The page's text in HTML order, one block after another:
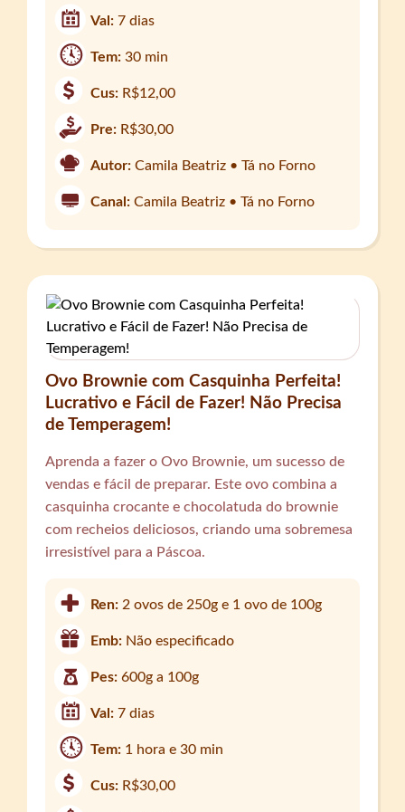
Val:7 dias
Tem:30 min
Cus: R$12,00
Pre: R$30,00
Autor: Camila Beatriz • Tá no Forno
Canal: Camila Beatriz • Tá no Forno
Ovo Brownie com Casquinha Perfeita!
Lucrativo e Fácil de Fazer! Não Precisa
de Temperagem!
Aprenda a fazer o Ovo Brownie, um sucesso de
vendas e fácil de preparar. Este ovo combina a
casquinha crocante e chocolatuda do brownie
com recheios deliciosos, criando uma sobremesa
irresistível para a Páscoa.
Ren: 2 ovos de 250g e 1 ovo de 100g
Emb: Não especificado
Pes:600g a 100g
Val:7 dias
Tem: 1 hora e 30 min
Cus: R$30,00